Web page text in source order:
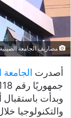
مصاريف الجامعة
أصدرت الجامعة
وبدأت